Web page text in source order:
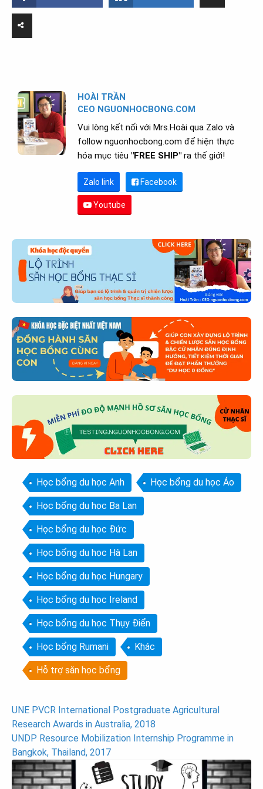
HOÀI TRẦN
CEO NGUONHOCBONG.COM
Vui lòng kết nối với Mrs.Hoài qua Zalo và
follow nguonhocbong.com để hiện thực
hóa mục tiêu "FREE SHIP" ra thế giới!
Zalo link Facebook
Youtube
Học bổng du học Anh Học bổng du học Áo
Học bổng du học Ba Lan
Học bổng du học Đức
Học bổng du học Hà Lan
Học bổng du học Hungary
Học bổng du học Ireland
Học bổng du học Thụy Điển
Học bổng Rumani Khác
Hỗ trợ săn học bổng
Post
navigation
UNE PVCR International Postgraduate Agricultural
Research Awards in Australia, 2018
UNDP Resource Mobilization Internship Programme in
Bangkok, Thailand, 2017